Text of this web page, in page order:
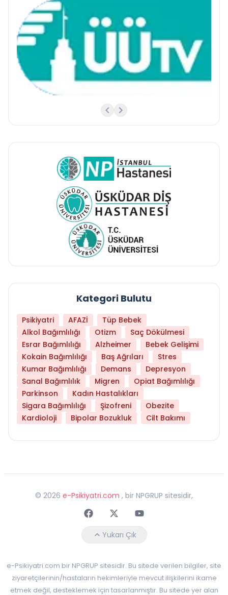
Kategori Bulutu
Psikiyatri AFAZİ
Tüp Bebek
Alkol Bağımlılığı
Otizm
Saç Dökülmesi
Esrar Bağımlılığı
Alzheimer
Bebek Gelişimi
Kokain Bağımlılığı
Baş Ağrıları
Stres
Kumar Bağımlılığı
Demans
Depresyon
Sanal Bağımlılık
Migren
Opiat Bağımlılığı
Parkinson
Kadın Hastalıkları
Sigara Bağımlılığı
Şizofreni
Obezite
Kardioloji
Bipolar Bozukluk Cilt Bakımı
© 2026 e-Psikiyatri.com , bir NPGRUP sitesidir,
FaceebokTwitterYoutube
Yukarı Çık
e-Psikiyatri.com bir NPGRUP sitesidir. Bu sitede verilen bilgiler, site
ziyaretçilerinin/hastaların hekimleriyle mevcut ilişkilerini ikame
etmek değil, desteklemek için tasarlanmıştır. Bu sitede yer alan